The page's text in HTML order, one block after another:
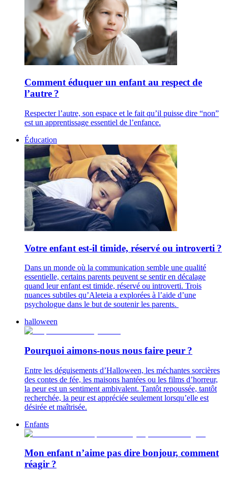
Comment éduquer un enfant au respect de
l’autre ?
Respecter l’autre, son espace et le fait qu’il puisse dire “non”
est un apprentissage essentiel de l’enfance.
Éducation
Votre enfant est-il timide, réservé ou introverti ?
Dans un monde où la communication semble une qualité
essentielle, certains parents peuvent se sentir en décalage
quand leur enfant est timide, réservé ou introverti. Trois
nuances subtiles qu’Aleteia a explorées à l’aide d’une
psychologue dans le but de soutenir les parents.
halloween
Pourquoi aimons-nous nous faire peur ?
Entre les déguisements d’Halloween, les méchantes sorcières
des contes de fée, les maisons hantées ou les films d’horreur,
la peur est un sentiment ambivalent. Tantôt repoussée, tantôt
recherchée, la peur est appréciée seulement lorsqu’elle est
désirée et maîtrisée.
Enfants
Mon enfant n’aime pas dire bonjour, comment
réagir ?